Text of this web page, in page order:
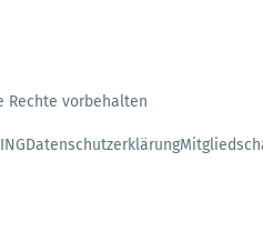
Rechte vorbehalten
Datenschutzerklärung